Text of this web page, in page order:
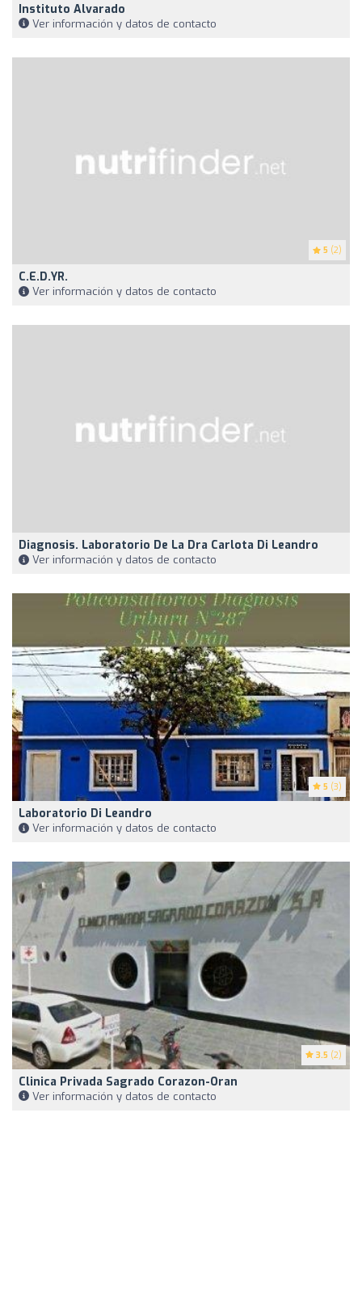
Instituto Alvarado
Ver información y datos de contacto
5 (2)
C.e.D.yR.
Ver información y datos de contacto
Diagnosis. Laboratorio De La Dra Carlota Di Leandro
Ver información y datos de contacto
5 (3)
Laboratorio Di Leandro
Ver información y datos de contacto
3.5 (2)
Clinica Privada Sagrado Corazon-Oran
Ver información y datos de contacto